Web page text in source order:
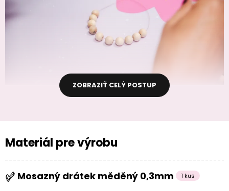
ZOBRAZIŤ CELÝ POSTUP
Materiál pre výrobu
Mosazný drátek měděný 0,3mm 1 kus